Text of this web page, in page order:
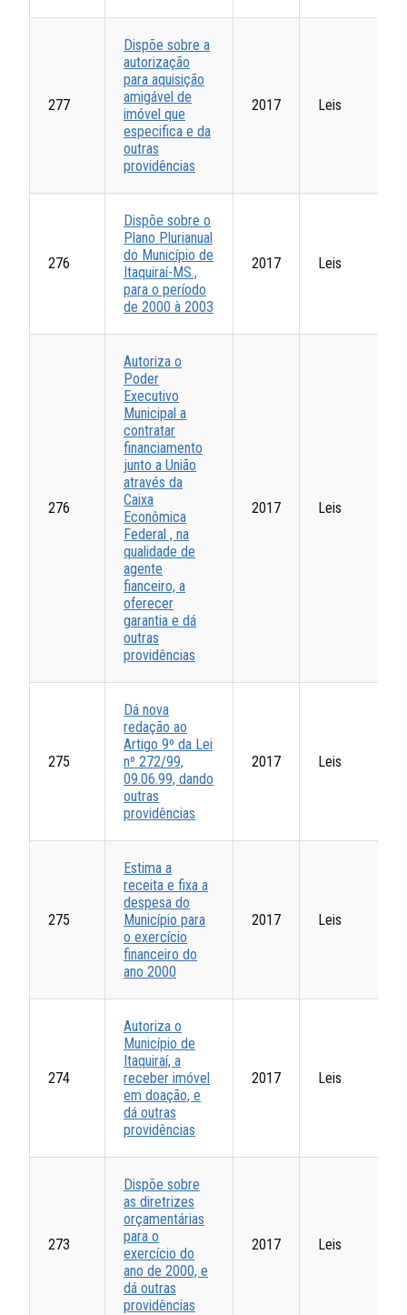
277
Dispõe sobre a
autorização
para aquisição
amigável de
imóvel que
especifica e da
outras
providências
2017 Leis
276
Dispõe sobre o
Plano Plurianual
do Município de
Itaquiraí-MS.,
para o período
de 2000 à 2003
2017 Leis
276
Autoriza o
Poder
Executivo
Municipal a
contratar
financiamento
junto a União
através da
Caixa
Econômica
Federal , na
qualidade de
agente
fianceiro, a
oferecer
garantia e dá
outras
providências
2017 Leis
275
Dá nova
redação ao
Artigo 9º da Lei
nº 272/99,
09.06.99, dando
outras
providências
2017 Leis
275
Estima a
receita e fixa a
despesa do
Município para
o exercício
financeiro do
ano 2000
2017 Leis
274
Autoriza o
Município de
Itaquiraí, a
receber imóvel
em doação, e
dá outras
providências
2017 Leis
273
Dispõe sobre
as diretrizes
orçamentárias
para o
exercício do
ano de 2000, e
dá outras
providências
2017 Leis